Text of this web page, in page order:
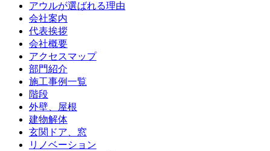
アウルが選ばれる理由
会社案内
代表挨拶
会社概要
アクセスマップ
部門紹介
施工事例一覧
階段
外壁、屋根
建物解体
玄関ドア、窓
リノベーション